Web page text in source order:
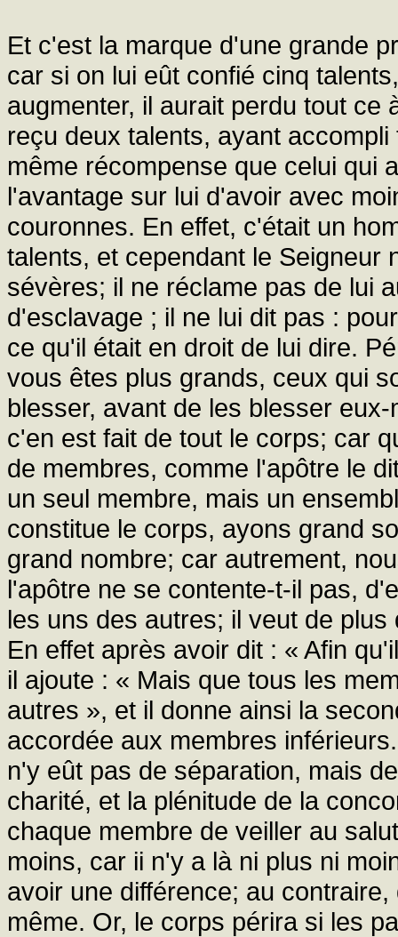
Et c'est la marque d'une grande
car si on lui eût confié cinq
augmenter, il aurait perdu tout ce
reçu deux talents, ayant
même récompense que celui qui
l'avantage sur lui d'avoir avec
couronnes. En effet, c'était un
talents, et cependant le Seigneur
sévères; il ne réclame pas de lui
d'esclavage ; il ne lui dit pas :
ce qu'il était en droit de lui dire.
vous êtes plus grands, ceux qui
blesser, avant de les blesser
c'en est fait de tout le corps; car
de membres, comme l'apôtre le
un seul membre, mais un
constitue le corps, ayons grand
grand nombre; car autrement,
l'apôtre ne se contente-t-il pas,
les uns des autres; il veut de
En effet après avoir dit : « Afin
il ajoute : « Mais que tous les
autres », et il donne ainsi la
accordée aux membres
n'y eût pas de séparation, mais
charité, et la plénitude de la
chaque membre de veiller au
moins, car ii n'y a là ni plus ni
avoir une différence; au
même. Or, le corps périra si les